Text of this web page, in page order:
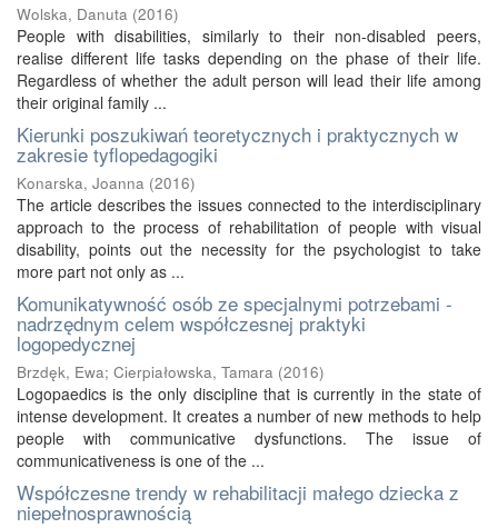
Wolska, Danuta (2016)
People with disabilities, similarly to their non-disabled peers,
realise different life tasks depending on the phase of their life.
Regardless of whether the adult person will lead their life among
their original family ...
Kierunki poszukiwań teoretycznych i praktycznych w
zakresie tyflopedagogiki
Konarska, Joanna (2016)
The article describes the issues connected to the interdisciplinary
approach to the process of rehabilitation of people with visual
disability, points out the necessity for the psychologist to take
more part not only as ...
Komunikatywność osób ze specjalnymi potrzebami -
nadrzędnym celem współczesnej praktyki
logopedycznej
Brzdęk, Ewa; Cierpiałowska, Tamara (2016)
Logopaedics is the only discipline that is currently in the state of
intense development. It creates a number of new methods to help
people with communicative dysfunctions. The issue of
communicativeness is one of the ...
Współczesne trendy w rehabilitacji małego dziecka z
niepełnosprawnością